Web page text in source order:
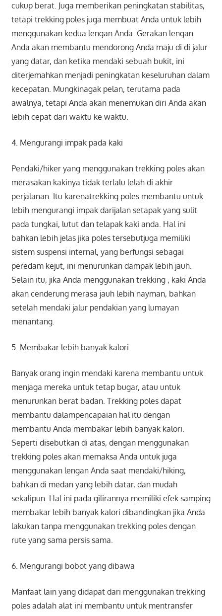
cukup berat. Juga memberikan peningkatan stabilitas,
tetapi trekking poles juga membuat Anda untuk lebih
menggunakan kedua lengan Anda. Gerakan lengan
Anda akan membantu mendorong Anda maju di di jalur
yang datar, dan ketika mendaki sebuah bukit, ini
diterjemahkan menjadi peningkatan keseluruhan dalam
kecepatan. Mungkinagak pelan, terutama pada
awalnya, tetapi Anda akan menemukan diri Anda akan
lebih cepat dari waktu ke waktu.
4. Mengurangi impak pada kaki
Pendaki/hiker yang menggunakan trekking poles akan
merasakan kakinya tidak terlalu lelah di akhir
perjalanan. Itu karenatrekking poles membantu untuk
lebih mengurangi impak darijalan setapak yang sulit
pada tungkai, lutut dan telapak kaki anda. Hal ini
bahkan lebih jelas jika poles tersebutjuga memiliki
sistem suspensi internal, yang berfungsi sebagai
peredam kejut, ini menurunkan dampak lebih jauh.
Selain itu, jika Anda menggunakan trekking , kaki Anda
akan cenderung merasa jauh lebih nayman, bahkan
setelah mendaki jalur pendakian yang lumayan
menantang.
5. Membakar lebih banyak kalori
Banyak orang ingin mendaki karena membantu untuk
menjaga mereka untuk tetap bugar, atau untuk
menurunkan berat badan. Trekking poles dapat
membantu dalampencapaian hal itu dengan
membantu Anda membakar lebih banyak kalori.
Seperti disebutkan di atas, dengan menggunakan
trekking poles akan memaksa Anda untuk juga
menggunakan lengan Anda saat mendaki/hiking,
bahkan di medan yang lebih datar, dan mudah
sekalipun. Hal ini pada gilirannya memiliki efek samping
membakar lebih banyak kalori dibandingkan jika Anda
lakukan tanpa menggunakan trekking poles dengan
rute yang sama persis sama.
6. Mengurangi bobot yang dibawa
Manfaat lain yang didapat dari menggunakan trekking
poles adalah alat ini membantu untuk mentransfer